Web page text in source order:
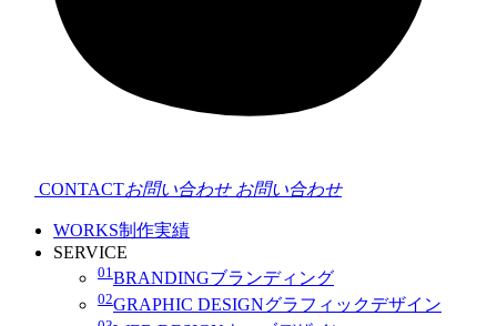
CONTACTお問い合わせ お問い合わせ
WORKS制作実績
SERVICE
01 BRANDINGブランディング
02GRAPHIC DESIGNグラフィックデザイン